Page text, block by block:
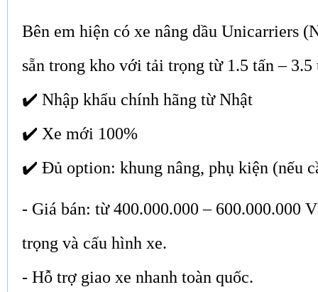
Bên em hiện có xe nâng dầu Unicarriers
sẵn trong kho với tải trọng từ 1.5 tấn – 3.5
✔️ Nhập khẩu chính hãng từ Nhật
✔️ Xe mới 100%
✔️ Đủ option: khung nâng, phụ kiện (nếu
- Giá bán: từ 400.000.000 – 600.000.000
trọng và cấu hình xe.
- Hỗ trợ giao xe nhanh toàn quốc.